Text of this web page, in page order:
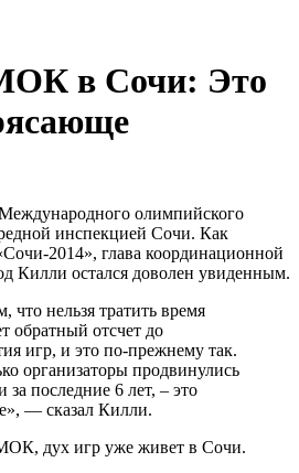
в Сочи: Это
олимпийского
инспекцией Сочи. Как
2014», глава координационной
остался доволен увиденным.
что нельзя тратить время
обратный отсчет до
игр, и это по-прежнему так.
организаторы продвинулись
за последние 6 лет, – это
— сказал Килли.
дух игр уже живет в Сочи.